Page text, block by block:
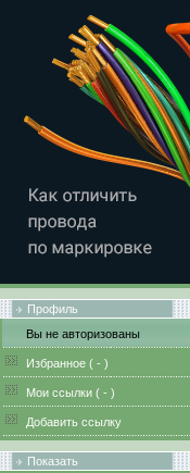
Профиль
Вы не авторизованы
Избранное ( - )
Мои ссылки ( - )
Добавить ссылку
Показать